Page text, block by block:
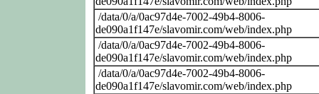
/data/0/a/0ac97d4e-7002-49b4-8006-
de090a1f147e/slavomir.com/web/index.php
/data/0/a/0ac97d4e-7002-49b4-8006-
de090a1f147e/slavomir.com/web/index.php
/data/0/a/0ac97d4e-7002-49b4-8006-
de090a1f147e/slavomir.com/web/index.php